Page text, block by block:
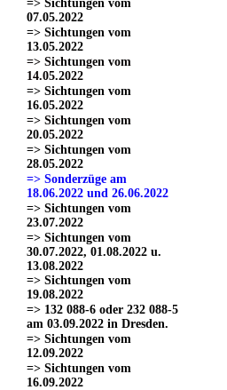
=> Sichtungen vom
07.05.2022
=> Sichtungen vom
13.05.2022
=> Sichtungen vom
14.05.2022
=> Sichtungen vom
16.05.2022
=> Sichtungen vom
20.05.2022
=> Sichtungen vom
28.05.2022
=> Sonderzüge am
18.06.2022 und 26.06.2022
=> Sichtungen vom
23.07.2022
=> Sichtungen vom
30.07.2022, 01.08.2022 u.
13.08.2022
=> Sichtungen vom
19.08.2022
=> 132 088-6 oder 232 088-5
am 03.09.2022 in Dresden.
=> Sichtungen vom
12.09.2022
=> Sichtungen vom
16.09.2022